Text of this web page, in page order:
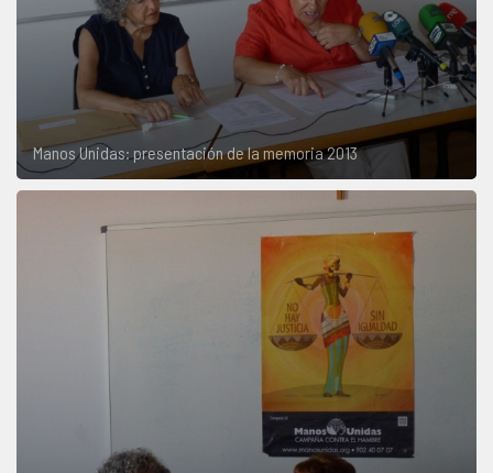
Manos Unidas: presentación de la memoria 2013